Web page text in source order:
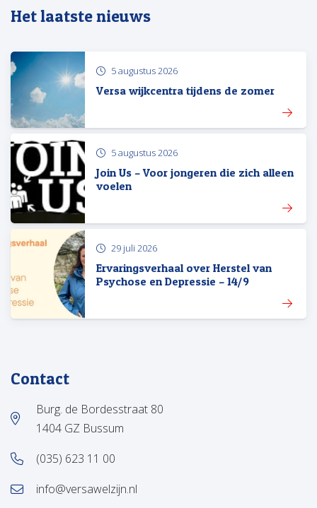
Het laatste nieuws
Versa wijkcentra tijdens de zomer
5 augustus 2026
Join Us – Voor jongeren die zich alleen
voelen
5 augustus 2026
Ervaringsverhaal over Herstel van
Psychose en Depressie – 14/9
29 juli 2026
Contact
Burg. de Bordesstraat 80
1404 GZ Bussum
(035) 623 11 00
info@versawelzijn.nl